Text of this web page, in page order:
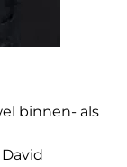
binnen- als